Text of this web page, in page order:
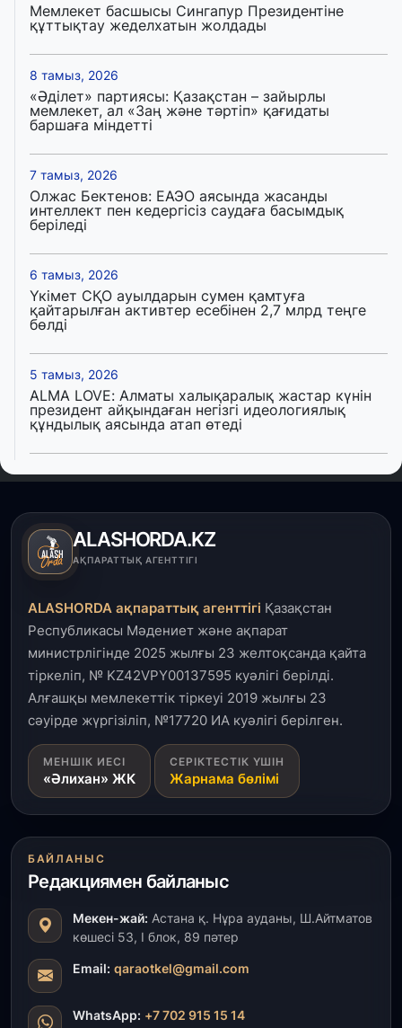
Мемлекет басшысы Сингапур Президентіне
құттықтау жеделхатын жолдады
8 тамыз, 2026
«Әділет» партиясы: Қазақстан – зайырлы
мемлекет, ал «Заң және тәртіп» қағидаты
баршаға міндетті
7 тамыз, 2026
Олжас Бектенов: ЕАЭО аясында жасанды
интеллект пен кедергісіз саудаға басымдық
беріледі
6 тамыз, 2026
Үкімет СҚО ауылдарын сумен қамтуға
қайтарылған активтер есебінен 2,7 млрд теңге
бөлді
5 тамыз, 2026
ALMA LOVE: Алматы халықаралық жастар күнін
президент айқындаған негізгі идеологиялық
құндылық аясында атап өтеді
5 тамыз, 2026
тұрғын үйді салып бітті
4 тамыз, 2026
Елде мал шаруашылығын қаржыландыру көлемі
3 тамыз, 2026
Өңірлерде жаңа вокзалдар, су құбыры,
логистикалық хаб және тұрғын үйлер
пайдалануға берілді
3 тамыз, 2026
Қызылордада 300 орындық аурухана,
Президенттік кітапхана және жаңа театр
салынып жатыр
Кинопоиск Қазақстан азаматтарының ең
танымал онлайн-кинотеатрына айналды
31 шілде, 2026
Ақмола облысындағы кездесуде кәсіпкерлер мен
ұстаздар «Әділет» партиясына өз ұсыныстарын
айтты
ALASHORDA.KZ
АҚПАРАТТЫҚ АГЕНТТІГІ
ALASHORDA ақпараттық агенттігі Қазақстан
Республикасы Мәдениет және ақпарат
министрлігінде 2025 жылғы 23 желтоқсанда қайта
тіркеліп, № KZ42VPY00137595 куәлігі берілді.
Алғашқы мемлекеттік тіркеуі 2019 жылғы 23
сәуірде жүргізіліп, №17720 ИА куәлігі берілген.
МЕНШІК ИЕСІ
«Әлихан» ЖК
СЕРІКТЕСТІК ҮШІН
Жарнама бөлімі
БАЙЛАНЫС
Редакциямен байланыс
Мекен-жай: Астана қ. Нұра ауданы, Ш.Айтматов
көшесі 53, І блок, 89 пәтер
Email: qaraotkel@gmail.com
WhatsApp: +7 702 915 15 14